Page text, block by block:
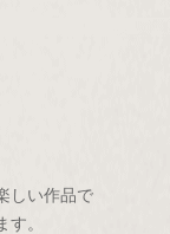
しい作品で
。